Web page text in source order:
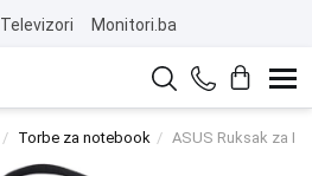
Televizori Monitori.ba
Torbe za notebook ASUS Ruksak za